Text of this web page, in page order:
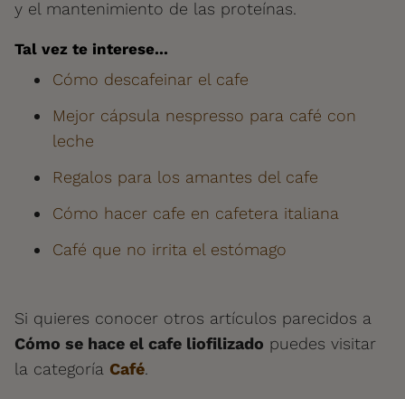
y el mantenimiento de las proteínas.
Tal vez te interese...
Cómo descafeinar el cafe
Mejor cápsula nespresso para café con
leche
Regalos para los amantes del cafe
Cómo hacer cafe en cafetera italiana
Café que no irrita el estómago
Si quieres conocer otros artículos parecidos a
Cómo se hace el cafe liofilizado puedes visitar
la categoría Café.